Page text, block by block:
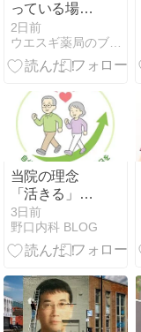
っている場所
のお知らせで
す
2日前
ウエスギ薬局のブログ
当院の理念
「活きる」を
極めるお手伝
い
3日前
野口内科 BLOG